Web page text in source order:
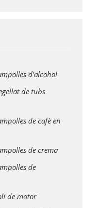
d'alcohol
de tubs
de cafè en
de crema
de
de motor